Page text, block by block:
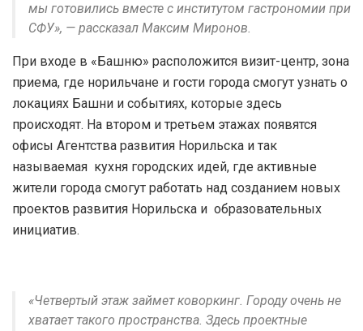
мы готовились вместе с институтом гастрономии при
СФУ», — рассказал Максим Миронов.
При входе в «Башню» расположится визит-центр, зона
приема, где норильчане и гости города смогут узнать о
локациях Башни и событиях, которые здесь
происходят. На втором и третьем этажах появятся
офисы Агентства развития Норильска и так
называемая кухня городских идей, где активные
жители города смогут работать над созданием новых
проектов развития Норильска и образовательных
инициатив.
«Четвертый этаж займет коворкинг. Городу очень не
хватает такого пространства. Здесь проектные